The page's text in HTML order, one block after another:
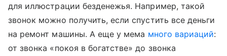
для иллюстрации безденежья. Например, такой
звонок можно получить, если спустить все деньги
на ремонт машины. А еще у мема много вариаций:
от звонка «покоя в богатстве» до звонка